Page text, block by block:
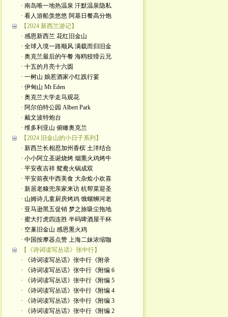
· 南岛唯一地热温泉 汗默温泉隐私
· 看人游船羡悠悠 阿基日餐高分饱
【2024 新西兰游记】
· 感恩新西兰 花红旧金山
· 全球入境一路顺风 满载而归旧金
· 奥克兰最后的午餐 海鸥狡猾云兄
· 十五的月亮十六圆
· 一树山 娘惹酒家小红践行宴
· 伊甸山 Mt Eden
· 奥克兰大学走马观花
· 阿尔伯特公园 Albert Park
· 戴文波特炮台
· 维多利亚山 俯瞰奥克兰
【2024 旧金山的小日子系列】
· 新西兰长相思加州香槟 土洋结合
· 小小阿立圣诞烧烤 烟熏火鸡烤牛
· 平安夜吉祥 鸳鸯火锅成双
· 平安前夜中西美食 大杂烩小欢喜
· 新居老糠兜亲家来访 杭帮菜迎圣
· 山姆诗儿童厨房烤鸡 饿螺蛳河老
· 亚马逊黑五促销 梦之旅吸尘拖地
· 蜜大打虎四连胜 半码啤酒屋干杯
· 空巢旧金山 感恩熏火鸡
· 中国按摩器点赞 上海二妹浓缩咖
【《诗词读写丛话》张中行】
· 《诗词读写丛话》张中行《附录
· 《诗词读写丛话》张中行《附编 6
· 《诗词读写丛话》张中行《附编 5
· 《诗词读写丛话》张中行《附编 4
· 《诗词读写丛话》张中行《附编 3
· 《诗词读写丛话》张中行《附编 2